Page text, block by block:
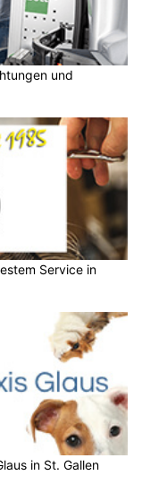
und
Service in
in St. Gallen